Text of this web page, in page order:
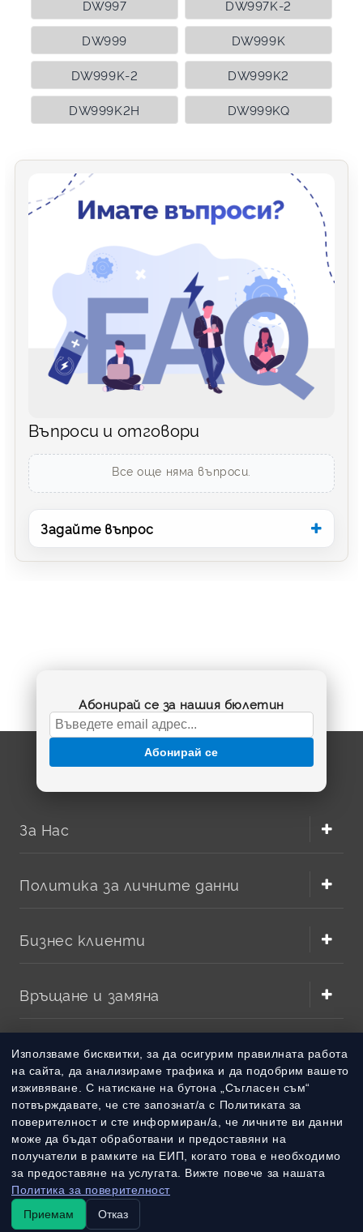
Използваме бисквитки, за да осигурим правилната работа
на сайта, да анализираме трафика и да подобрим вашето
изживяване. С натискане на бутона „Съгласен съм“
потвърждавате, че сте запознат/а с Политиката за
поверителност и сте информиран/а, че личните ви данни
може да бъдат обработвани и предоставяни на
получатели в рамките на ЕИП, когато това е необходимо
за предоставяне на услугата. Вижте повече за нашата
Политика за поверителност
Приемам
Отказ
DW997 DW997K-2
DW999 DW999K
DW999K-2 DW999K2
DW999K2H DW999KQ
Въпроси и отговори
Все още няма въпроси.
Задайте въпрос
Абонирай се за нашия бюлетин
Абонирай се
За Нас
Политика за личните данни
Бизнес клиенти
Връщане и замяна
Методи на плащане
Методи на доставка
© 2010 – 2026 Всички права запазени